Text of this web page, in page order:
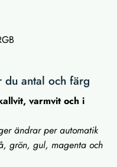
du antal och färg
varmvit och i
ändrar per automatik
grön, gul, magenta och